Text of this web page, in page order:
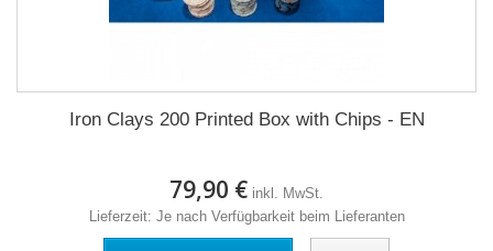
Iron Clays 200 Printed Box with Chips - EN
79,90 € inkl. MwSt.
Lieferzeit: Je nach Verfügbarkeit beim Lieferanten